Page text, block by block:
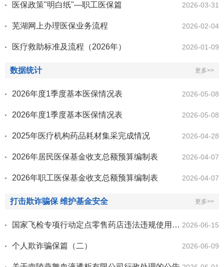
医保政策"明白纸"—职工医保篇 2026-03-31
芜湖网上办理医保业务流程 2026-02-04
医疗救助标准及流程（2026年） 2026-01-09
数据统计 更多>>
2026年度1季度基本医保情况表 2026-05-08
2026年度1季度基本医保情况表 2026-05-08
2025年医疗机构药品耗材集采完成情况 2026-04-28
2026年居民医保基金收支总额预算编制表 2026-04-07
2026年职工医保基金收支总额预算编制表 2026-04-07
打击欺诈骗保 维护基金安全 更多>>
国家飞检专项行动定点零售药店违法违规使用医保基金典型案例 2026-06-15
个人欺诈骗保篇（二） 2026-06-09